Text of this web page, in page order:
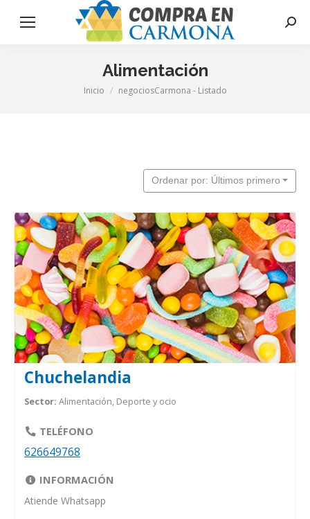
Alimentación
Estás aquí:
Inicio negociosCarmona - Listado
Ordenar por: Últimos primero
Chuchelandia
Sector: Alimentación, Deporte y ocio
TELÉFONO
626649768
INFORMACIÓN
Atiende Whatsapp